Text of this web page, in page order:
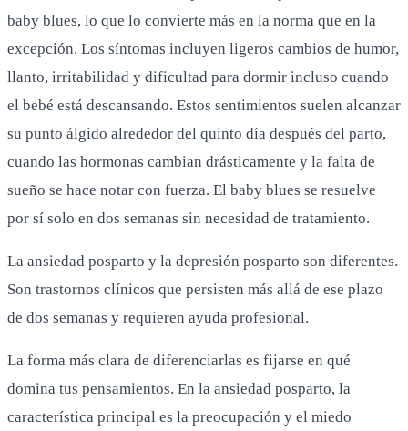
baby blues, lo que lo convierte más en la norma que en la
excepción. Los síntomas incluyen ligeros cambios de humor,
llanto, irritabilidad y dificultad para dormir incluso cuando
el bebé está descansando. Estos sentimientos suelen alcanzar
su punto álgido alrededor del quinto día después del parto,
cuando las hormonas cambian drásticamente y la falta de
sueño se hace notar con fuerza. El baby blues se resuelve
por sí solo en dos semanas sin necesidad de tratamiento.
La ansiedad posparto y la depresión posparto son diferentes.
Son trastornos clínicos que persisten más allá de ese plazo
de dos semanas y requieren ayuda profesional.
La forma más clara de diferenciarlas es fijarse en qué
domina tus pensamientos. En la ansiedad posparto, la
característica principal es la preocupación y el miedo